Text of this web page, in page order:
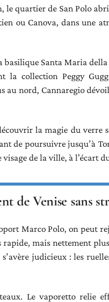
le quartier de San Polo
ou Canova, dans une
basilique Santa Maria
la collection Peggy
nord, Cannaregio
la magie du verre
de poursuivre jusqu’à
de la ville, à l’écart
de Venise sans
Marco Polo, on peut
mais nettement
judicieux : les
Le vaporetto relie